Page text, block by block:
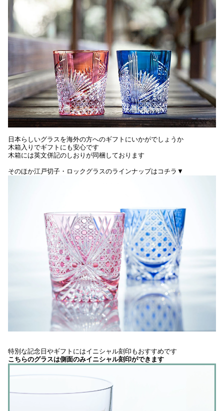
日本らしいグラスを海外の方へのギフトにいかがでしょうか
木箱入りでギフトにも安心です
木箱には英文併記のしおりが同梱しております
そのほか江戸切子・ロックグラスのラインナップはコチラ▼
特別な記念日やギフトにはイニシャル刻印もおすすめです
こちらのグラスは側面のみイニシャル刻印ができます